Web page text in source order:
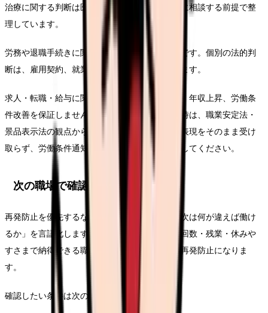
治療に関する判断は医師・薬剤師などの専門職に相談する前提で整
理しています。
労務や退職手続きに関わる部分は一般的な整理です。個別の法的判
断は、雇用契約、就業規則、事実関係で変わります。
求人・転職・給与に関する内容は、内定、採用、年収上昇、労働条
件改善を保証しません。求人票や紹介文を見る時は、職業安定法・
景品表示法の観点から、断定的に有利に見える表現をそのまま受け
取らず、労働条件通知書や面接で具体的に確認してください。
次の職場で確認する条件
再発防止を優先するなら、求人票を見る前に「次は何が違えば働け
るか」を言語化します。年収だけでなく、夜勤回数・残業・休みや
すさまで納得できる職場ことが、このテーマの再発防止になりま
す。
確認したい条件は次の通りです。